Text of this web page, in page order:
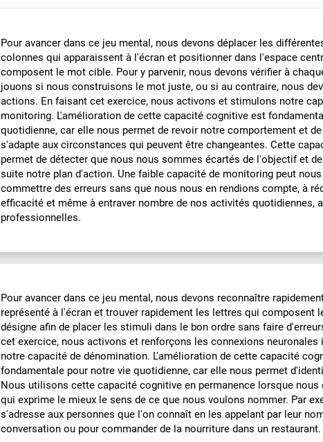
Pour avancer dans ce jeu mental, nous devons déplacer les
colonnes qui apparaissent à l'écran et positionner dans l'espace
composent le mot cible. Pour y parvenir, nous devons vérifier à
jouons si nous construisons le mot juste, ou si au contraire, nous
actions. En faisant cet exercice, nous activons et stimulons notre
monitoring. L'amélioration de cette capacité cognitive est
quotidienne, car elle nous permet de revoir notre comportement et
s'adapte aux circonstances qui peuvent être changeantes. Cette
permet de détecter que nous nous sommes écartés de l'objectif et
suite notre plan d'action. Une faible capacité de monitoring peut
commettre des erreurs sans que nous nous en rendions compte, à
efficacité et même à entraver nombre de nos activités quotidiennes,
professionnelles.
Pour avancer dans ce jeu mental, nous devons reconnaître
représenté à l'écran et trouver rapidement les lettres qui composent
désigne afin de placer les stimuli dans le bon ordre sans faire
cet exercice, nous activons et renforçons les connexions neuronales
notre capacité de dénomination. L'amélioration de cette capacité
fondamentale pour notre vie quotidienne, car elle nous permet
Nous utilisons cette capacité cognitive en permanence lorsque
qui exprime le mieux le sens de ce que nous voulons nommer. Par
s'adresse aux personnes que l'on connaît en les appelant par leur
conversation ou pour commander de la nourriture dans un restaurant.